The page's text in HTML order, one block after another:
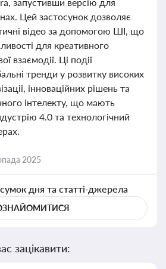
Цей застосунок дозволяє
відео за допомогою ШІ, що
для креативного
взаємодії. Ці події
тренди у розвитку високих
інноваційних рішень та
інтелекту, що мають
4.0 та технологічний
2025
дня та статті-джерела
зацікавити: